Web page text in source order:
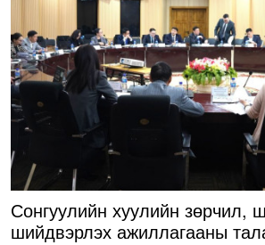
Сонгуулийн хуулийн зөрчил,
шийдвэрлэх ажиллагааны